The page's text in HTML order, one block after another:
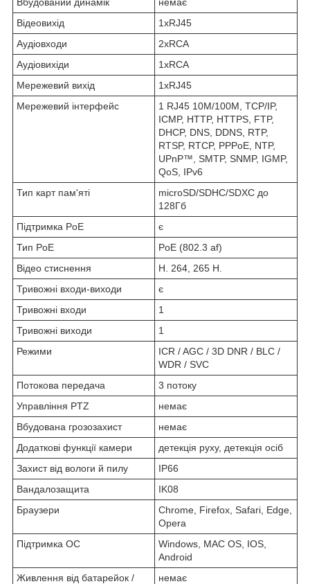
Відеовихід
1xRJ45
Аудіовходи
2xRCA
Аудіовихіди
1xRCA
Мережевий вихід
1xRJ45
Мережевий інтерфейс
1 RJ45 10M/100M, TCP/IP,
ICMP, HTTP, HTTPS, FTP,
DHCP, DNS, DDNS, RTP,
RTSP, RTCP, PPPoE, NTP,
UPnP™, SMTP, SNMP, IGMP,
QoS, IPv6
Тип карт пам'яті
microSD/SDHC/SDXC до
128Гб
Підтримка PoE
є
Тип PoE
PoE (802.3 af)
Відео стиснення
H. 264, 265 H.
Тривожні входи-виходи
є
Тривожні входи
1
Тривожні виходи
1
Режими
ICR / AGC / 3D DNR / BLC /
WDR / SVC
Потокова передача
3 потоку
Управління PTZ
немає
Вбудована грозозахист
немає
Додаткові функції камери
детекція руху, детекція осіб
Захист від вологи й пилу
IP66
Вандалозащита
IK08
Браузери
Chrome, Firefox, Safari, Edge,
Opera
Підтримка ОС
Windows, MAC OS, IOS,
Android
Живлення від батарейок /
немає